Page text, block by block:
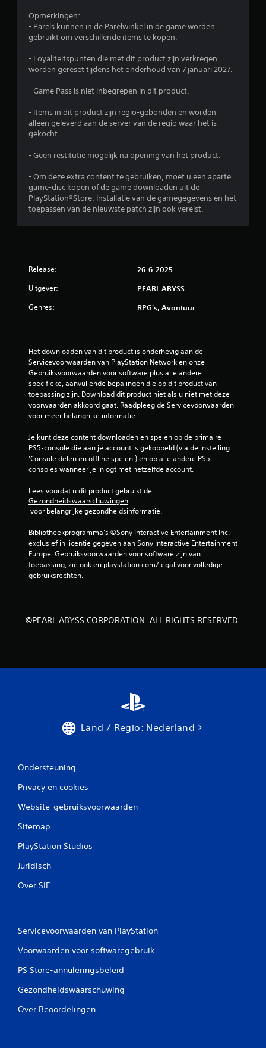
Opmerkingen:
- Parels kunnen in de Parelwinkel in de game worden
gebruikt om verschillende items te kopen.
- Loyaliteitspunten die met dit product zijn verkregen,
worden gereset tijdens het onderhoud van 7 januari 2027.
- Game Pass is niet inbegrepen in dit product.
- Items in dit product zijn regio-gebonden en worden
alleen geleverd aan de server van de regio waar het is
gekocht.
- Geen restitutie mogelijk na opening van het product.
- Om deze extra content te gebruiken, moet u een aparte
game-disc kopen of de game downloaden uit de
PlayStation®Store. Installatie van de gamegegevens en het
toepassen van de nieuwste patch zijn ook vereist.
Release: 26-6-2025
Uitgever: PEARL ABYSS
Genres: RPG's, Avontuur
Het downloaden van dit product is onderhevig aan de
Servicevoorwaarden van PlayStation Network en onze
Gebruiksvoorwaarden voor software plus alle andere
specifieke, aanvullende bepalingen die op dit product van
toepassing zijn. Download dit product niet als u niet met deze
voorwaarden akkoord gaat. Raadpleeg de Servicevoorwaarden
voor meer belangrijke informatie.
Je kunt deze content downloaden en spelen op de primaire
PS5-console die aan je account is gekoppeld (via de instelling
'Console delen en offline spelen') en op alle andere PS5-
consoles wanneer je inlogt met hetzelfde account.
Lees voordat u dit product gebruikt de
Gezondheidswaarschuwingen
voor belangrijke gezondheidsinformatie.
Bibliotheekprogramma's ©Sony Interactive Entertainment Inc.
exclusief in licentie gegeven aan Sony Interactive Entertainment
Europe. Gebruiksvoorwaarden voor software zijn van
toepassing, zie ook eu.playstation.com/legal voor volledige
gebruiksrechten.
©PEARL ABYSS CORPORATION. ALL RIGHTS RESERVED.
Land / Regio: Nederland
Ondersteuning
Privacy en cookies
Website-gebruiksvoorwaarden
Sitemap
PlayStation Studios
Juridisch
Over SIE
Servicevoorwaarden van PlayStation
Voorwaarden voor softwaregebruik
PS Store-annuleringsbeleid
Gezondheidswaarschuwing
Over Beoordelingen